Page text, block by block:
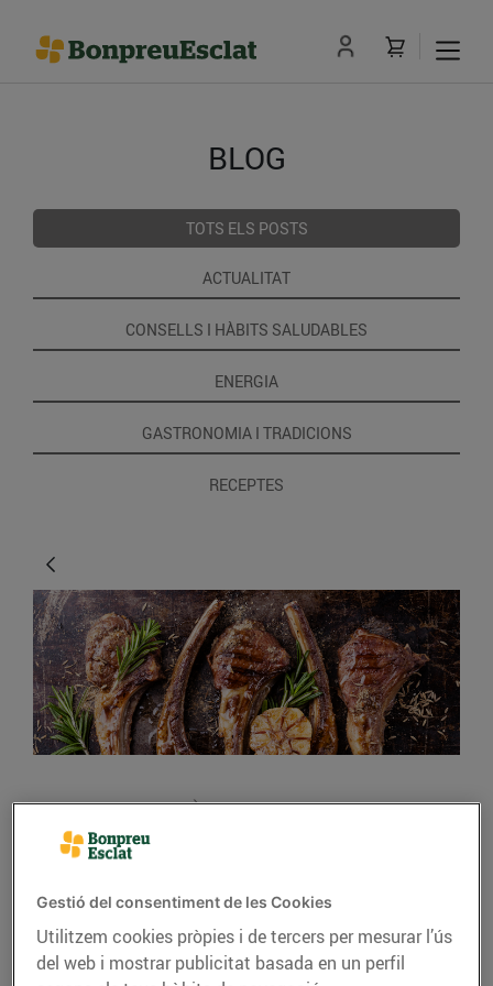
BLOG
TOTS ELS POSTS
ACTUALITAT
CONSELLS I HÀBITS SALUDABLES
ENERGIA
GASTRONOMIA I TRADICIONS
RECEPTES
CONSELLS I HÀBITS SALUDABLES
Xai, carn de festa
20/de gener/2020
Amb una carn tendra i un gust inconfusible, el xai
Gestió del consentiment de les Cookies
Utilitzem cookies pròpies i de tercers per mesurar l’ús
del web i mostrar publicitat basada en un perfil